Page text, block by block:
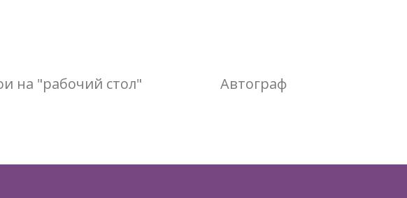
на "рабочий стол" Автограф